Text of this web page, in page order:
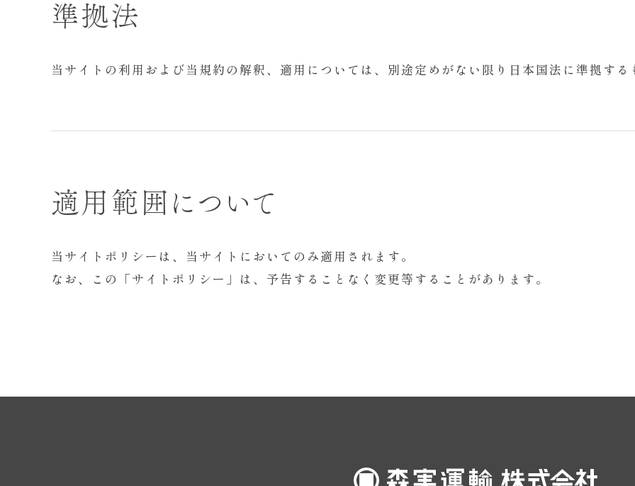
準拠法
当サイトの利用および当規約の解釈、適用については、別途定めがない限り日本国法に準拠する
適用範囲について
当サイトポリシーは、当サイトにおいてのみ適用されます。
なお、この「サイトポリシー」は、予告することなく変更等することがあります。